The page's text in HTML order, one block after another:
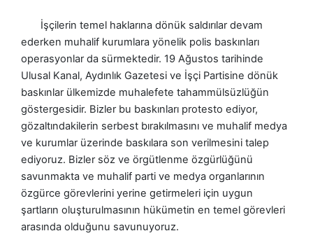
İşçilerin temel haklarına dönük saldırılar devam
ederken muhalif kurumlara yönelik polis baskınları
operasyonlar da sürmektedir. 19 Ağustos tarihinde
Ulusal Kanal, Aydınlık Gazetesi ve İşçi Partisine dönük
baskınlar ülkemizde muhalefete tahammülsüzlüğün
göstergesidir. Bizler bu baskınları protesto ediyor,
gözaltındakilerin serbest bırakılmasını ve muhalif medya
ve kurumlar üzerinde baskılara son verilmesini talep
ediyoruz. Bizler söz ve örgütlenme özgürlüğünü
savunmakta ve muhalif parti ve medya organlarının
özgürce görevlerini yerine getirmeleri için uygun
şartların oluşturulmasının hükümetin en temel görevleri
arasında olduğunu savunuyoruz.